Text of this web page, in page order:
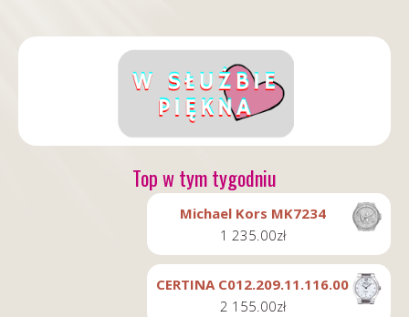
Top w tym tygodniu
Michael Kors MK7234
1 235.00zł
CERTINA C012.209.11.116.00
2 155.00zł